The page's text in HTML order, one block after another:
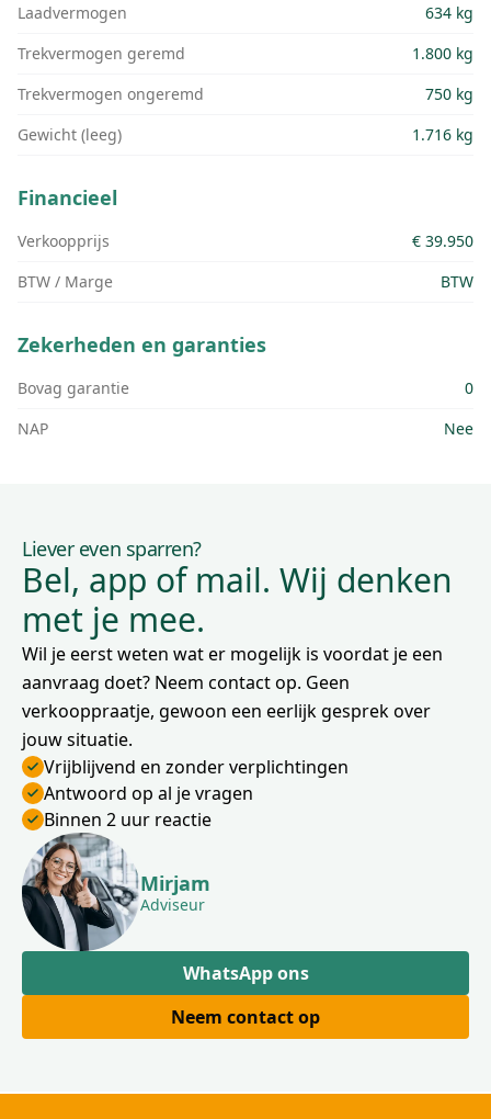
Laadvermogen
634 kg
Trekvermogen geremd
1.800 kg
Trekvermogen ongeremd
750 kg
Gewicht (leeg)
1.716 kg
Financieel
Verkoopprijs
€ 39.950
BTW / Marge
BTW
Zekerheden en garanties
Bovag garantie
0
NAP
Nee
Liever even sparren?
Bel, app of mail. Wij denken
met je mee.
Wil je eerst weten wat er mogelijk is voordat je een
aanvraag doet? Neem contact op. Geen
verkooppraatje, gewoon een eerlijk gesprek over
jouw situatie.
Vrijblijvend en zonder verplichtingen
Antwoord op al je vragen
Binnen 2 uur reactie
Mirjam
Adviseur
WhatsApp ons
Neem contact op